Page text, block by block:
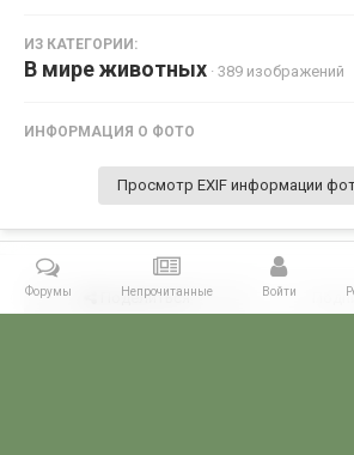
ИЗ КАТЕГОРИИ:
В мире животных · 389 изображений
ИНФОРМАЦИЯ О ФОТО
Просмотр EXIF информации
Поделиться
Форумы Непрочитанные Войти